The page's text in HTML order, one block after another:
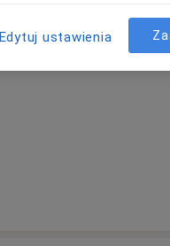
Edytuj ustawienia